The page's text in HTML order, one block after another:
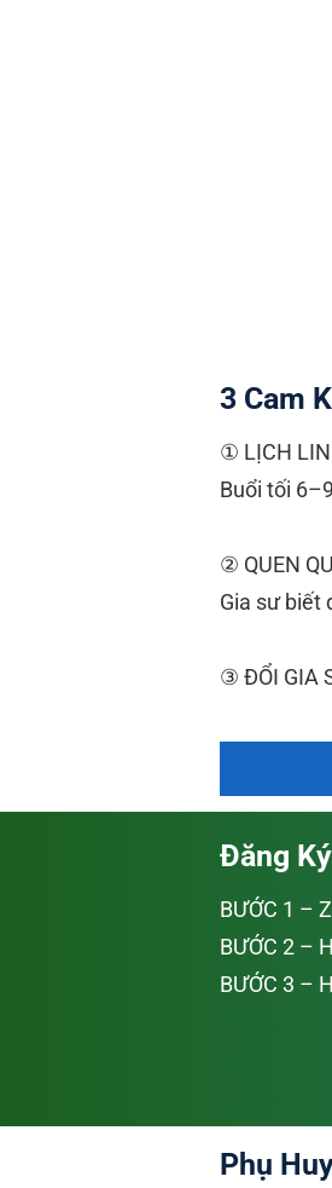
3 Cam
① LỊCH
Buổi tối
② QUEN
Gia sư biết
③ ĐỔI GIA
Đăng
BƯỚC 1 –
BƯỚC 2 –
BƯỚC 3 –
Phụ